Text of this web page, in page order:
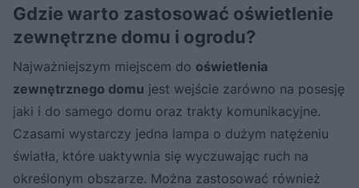
niepewnie stąpać w obawie o potknięcie czy szukać po omacku kluczy.
Włączenie się lamp przed domem bywa sterowane automatycznie.
Projekt domu: Wojciech Gawroński, Marcin Żurowski.
Gdzie warto zastosować oświetlenie
zewnętrzne domu i ogrodu?
Najważniejszym miejscem do oświetlenia
zewnętrznego domu jest wejście zarówno na posesję
jaki i do samego domu oraz trakty komunikacyjne.
Czasami wystarczy jedna lampa o dużym natężeniu
światła, które uaktywnia się wyczuwając ruch na
określonym obszarze. Można zastosować również